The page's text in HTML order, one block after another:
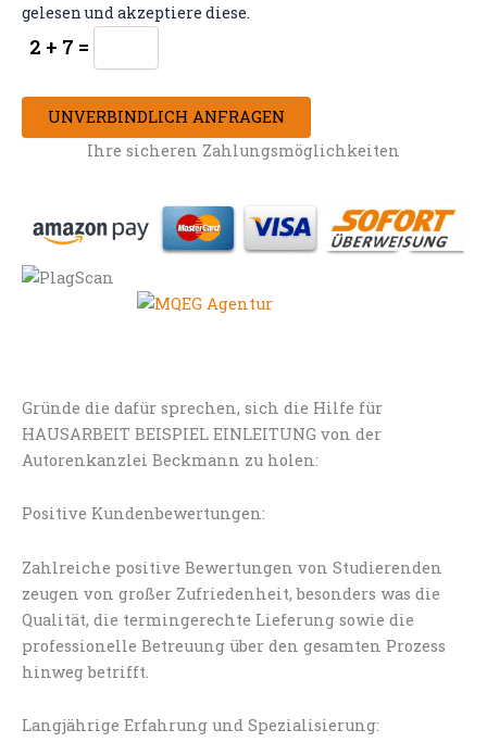
gelesen und akzeptiere diese.
2 + 7 =
UNVERBINDLICH ANFRAGEN
Ihre sicheren Zahlungsmöglichkeiten
Gründe die dafür sprechen, sich die Hilfe für
HAUSARBEIT BEISPIEL EINLEITUNG von der
Autorenkanzlei Beckmann zu holen:
Positive Kundenbewertungen:
Zahlreiche positive Bewertungen von Studierenden
zeugen von großer Zufriedenheit, besonders was die
Qualität, die termingerechte Lieferung sowie die
professionelle Betreuung über den gesamten Prozess
hinweg betrifft.
Langjährige Erfahrung und Spezialisierung: